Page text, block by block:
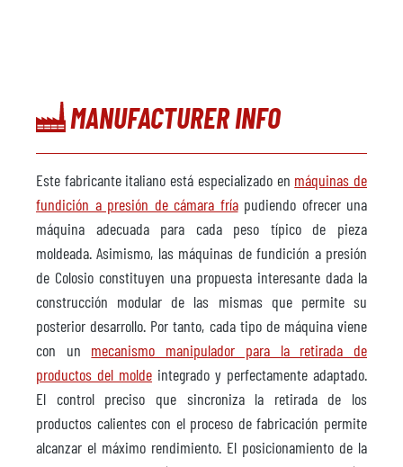
MANUFACTURER INFO
Este fabricante italiano está especializado en máquinas de
fundición a presión de cámara fríapudiendo ofrecer una
máquina adecuada para cada peso típico de pieza
moldeada. Asimismo, las máquinas de fundición a presión
de Colosio constituyen una propuesta interesante dada la
construcción modular de las mismas que permite su
posterior desarrollo. Por tanto, cada tipo de máquina viene
con un mecanismo manipulador para la retirada de
productos del molde integrado y perfectamente adaptado.
El control preciso que sincroniza la retirada de los
productos calientes con el proceso de fabricación permite
alcanzar el máximo rendimiento. El posicionamiento de la